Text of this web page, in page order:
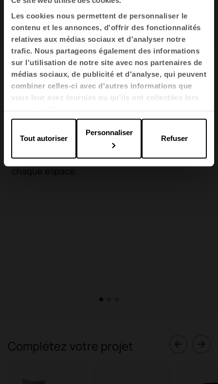
Les cookies nous permettent de personnaliser le
contenu et les annonces, d'offrir des fonctionnalités
relatives aux médias sociaux et d'analyser notre
trafic. Nous partageons également des informations
sur l'utilisation de notre site avec nos partenaires de
médias sociaux, de publicité et d'analyse, qui peuvent
combiner celles-ci avec d'autres informations que
vous leur avez fournies ou qu'ils ont collectées lors
de votre utilisation de leurs services.
Tout autoriser
Personnaliser
Refuser
Flexibilité
Le programme Arkitek se décline en quatre
gammes pour répondre à tous les besoins
d’organisation. Sa configuration hautement
modulable permet de choisir entre surmeubles,
portes coulissantes et différents modules afin
de s’adapter à l’agencement requis dans
chaque espace.
1
Complétez votre projet